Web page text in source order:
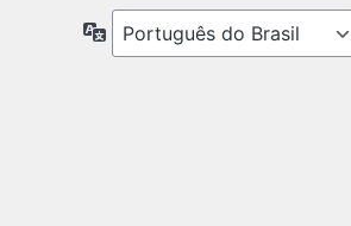
Idioma